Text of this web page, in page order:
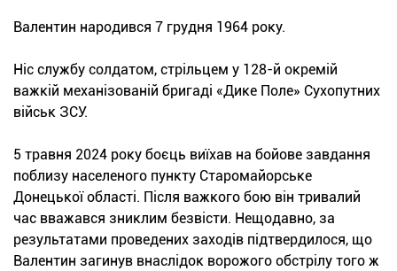
Валентин народився 7 грудня 1964 року.
Ніс службу солдатом, стрільцем у 128-й окремій
важкій механізованій бригаді «Дике Поле» Сухопутних
військ ЗСУ.
5 травня 2024 року боєць виїхав на бойове завдання
поблизу населеного пункту Старомайорське
Донецької області. Після важкого бою він тривалий
час вважався зниклим безвісти. Нещодавно, за
результатами проведених заходів підтвердилося, що
Валентин загинув внаслідок ворожого обстрілу того ж